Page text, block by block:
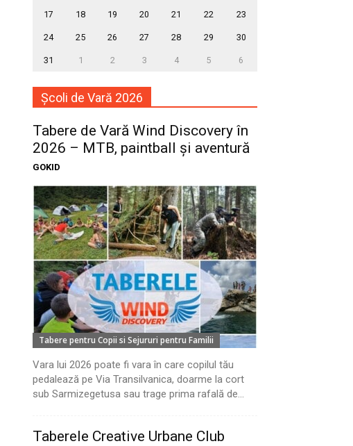
17 18 19 20 21 22 23
24 25 26 27 28 29 30
31 1 2 3 4 5 6
Școli de Vară 2026
Tabere de Vară Wind Discovery în
2026 – MTB, paintball și aventură
GOKID
Tabere pentru Copii si Sejururi pentru Familii
Vara lui 2026 poate fi vara în care copilul tău
pedalează pe Via Transilvanica, doarme la cort
sub Sarmizegetusa sau trage prima rafală de...
Taberele Creative Urbane Club